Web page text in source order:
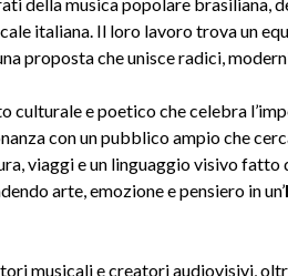
italiana. Il loro lavoro trova un
proposta che unisce radici,
culturale e poetico che celebra
con un pubblico ampio che
viaggi e un linguaggio visivo
arte, emozione e pensiero in un’
musicali e creatori audiovisivi,